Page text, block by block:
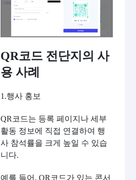
QR코드 전단지의 사
용 사례
1.행사 홍보
QR코드는 등록 페이지나 세부
활동 정보에 직접 연결하여 행
사 참석률을 크게 높일 수 있습
니다.
예를 들어, QR코드가 있는 콘서